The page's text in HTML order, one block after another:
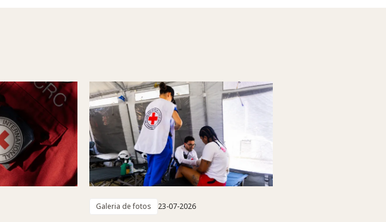
Galeria de fotos 23-07-2026